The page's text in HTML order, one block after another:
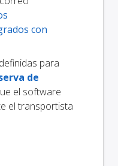
con
para
de
el software
el transportista